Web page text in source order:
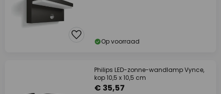
Op voorraad
Philips LED-zonne-wandlamp Vynce,
kop 10,5 x 10,5 cm
€ 35,57